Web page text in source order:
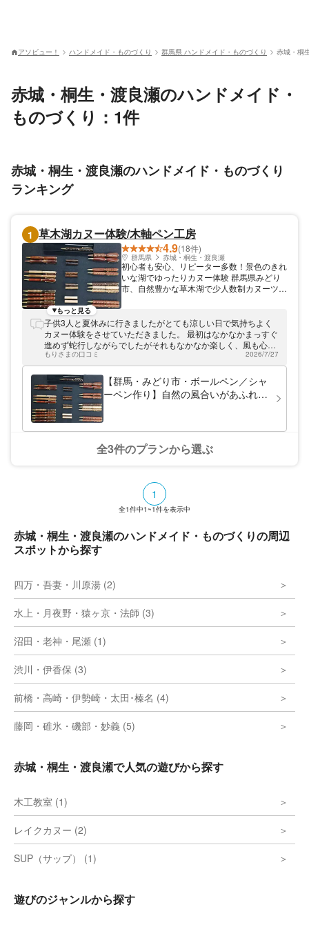
アソビュー！ ハンドメイド・ものづくり 群馬県 ハンドメイド・ものづくり 赤城・桐
赤城・桐生・渡良瀬のハンドメイド・
ものづくり：1件
赤城・桐生・渡良瀬のハンドメイド・ものづくり
ランキング
1 草木湖カヌー体験/木軸ペン工房
4.9(18件)
群馬県 赤城・桐生・渡良瀬
初心者も安心、リピーター多数！景色のきれ
いな湖でゆったりカヌー体験 群馬県みどり
市、自然豊かな草木湖で少人数制カヌーツア
段はアクセスできない橋の下まで行けるなど
気分転換にぴったり！夏と秋で景色がガラッ
と変わり、季節ごとの魅力を楽しめます。
「伊勢崎IC」から車で約1時間。ワンちゃん
も同乗できるので、家族でのんびりお出かけ
したい時におすすめです。
もっと見る
子供3人と夏休みに行きましたがとても涼しい日で気持ちよく
カヌー体験をさせていただきました。 最初はなかなかまっすぐ
進めず蛇行しながらでしたがそれもなかなか楽しく、風も心地
よく、のんびり過ごせました。 橋の下から戻るときは同乗して
いた小1の子どもの体力が尽き、正直かなり疲れました…(小3,5
の２人で乗っていた方は最後まで元気に楽しく乗っていました)
水量が多いという春休みにまた行きたいと思います
もりさまの口コミ 2026/7/27
【群馬・みどり市・ボールペン／シャ
ーペン作り】自然の風合いがあふれる
全3件のプランから選ぶ
1
全1件中1~1件を表示中
赤城・桐生・渡良瀬のハンドメイド・ものづくりの周辺
スポットから探す
四万・吾妻・川原湯 (2)
水上・月夜野・猿ヶ京・法師 (3)
沼田・老神・尾瀬 (1)
渋川・伊香保 (3)
前橋・高崎・伊勢崎・太田･榛名 (4)
藤岡・碓氷・磯部・妙義 (5)
赤城・桐生・渡良瀬で人気の遊びから探す
木工教室 (1)
レイクカヌー (2)
SUP（サップ） (1)
遊びのジャンルから探す